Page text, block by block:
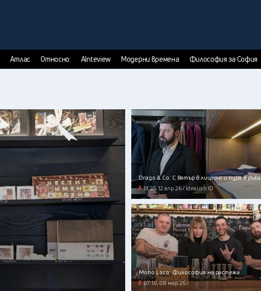
Атлас Относно: AInteview Модерни времена Философия за София
Drago & Co: С вятър в лицето и пура в ръка
19:25, 12 апр 26 / Idealisti ID
Mono Loco: Философия на растежа
07:10, 08 мар 26 /